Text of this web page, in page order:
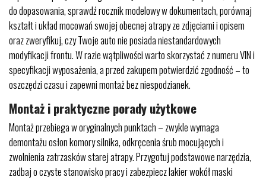
do dopasowania, sprawdź rocznik modelowy w dokumentach, porównaj
kształt i układ mocowań swojej obecnej atrapy ze zdjęciami i opisem
oraz zweryfikuj, czy Twoje auto nie posiada niestandardowych
modyfikacji frontu. W razie wątpliwości warto skorzystać z numeru VIN i
specyfikacji wyposażenia, a przed zakupem potwierdzić zgodność – to
oszczędzi czasu i zapewni montaż bez niespodzianek.
Montaż i praktyczne porady użytkowe
Montaż przebiega w oryginalnych punktach – zwykle wymaga
demontażu osłon komory silnika, odkręcenia śrub mocujących i
zwolnienia zatrzasków starej atrapy. Przygotuj podstawowe narzędzia,
zadbaj o czyste stanowisko pracy i zabezpiecz lakier wokół maski